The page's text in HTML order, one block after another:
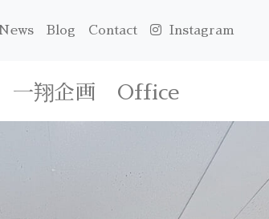
News Blog Contact Instagram
一翔企画 Office